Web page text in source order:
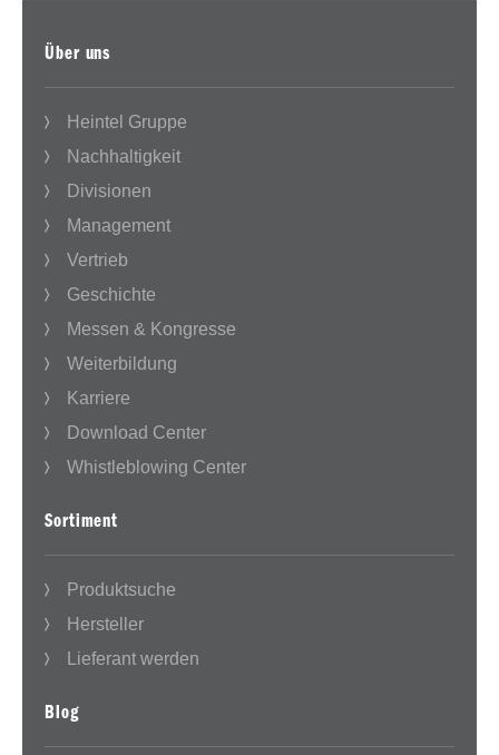
Über uns
Heintel Gruppe
Nachhaltigkeit
Divisionen
Management
Vertrieb
Geschichte
Messen & Kongresse
Weiterbildung
Karriere
Download Center
Whistleblowing Center
Sortiment
Produktsuche
Hersteller
Lieferant werden
Blog